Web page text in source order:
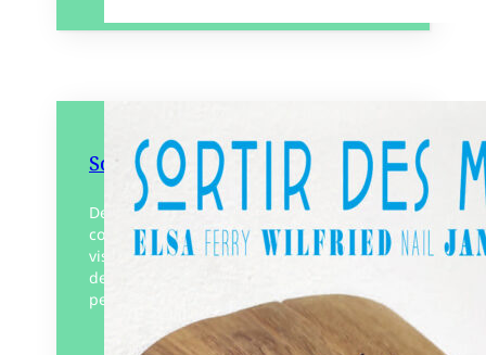
Sortir des monologues
Des frontières troubles et des langages
combinés, un livre écrit par 4 artistes
visuels. La plupart des textes de Sortir
des monologues font partie de
performances, de mises…